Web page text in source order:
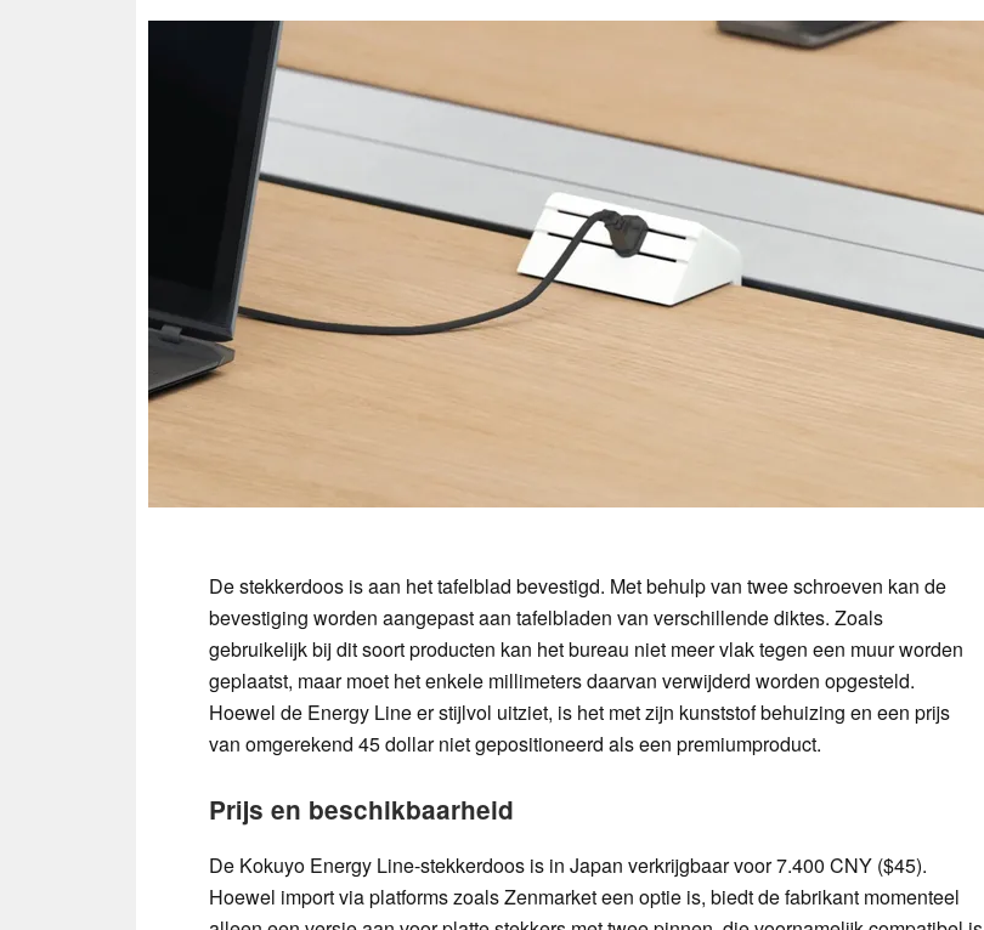
De stekkerdoos is aan het tafelblad bevestigd. Met behulp van twee schroeven kan de
bevestiging worden aangepast aan tafelbladen van verschillende diktes. Zoals
gebruikelijk bij dit soort producten kan het bureau niet meer vlak tegen een muur worden
geplaatst, maar moet het enkele millimeters daarvan verwijderd worden opgesteld.
Hoewel de Energy Line er stijlvol uitziet, is het met zijn kunststof behuizing en een prijs
van omgerekend 45 dollar niet gepositioneerd als een premiumproduct.
Prijs en beschikbaarheid
De Kokuyo Energy Line-stekkerdoos is in Japan verkrijgbaar voor 7.400 CNY ($45).
Hoewel import via platforms zoals Zenmarket een optie is, biedt de fabrikant momenteel